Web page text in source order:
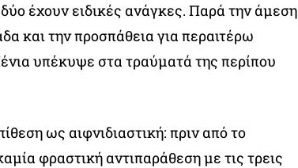
έχουν ειδικές ανάγκες. Παρά την άμεση
και την προσπάθεια για περαιτέρω
υπέκυψε στα τραύματά της περίπου
ως αιφνιδιαστική: πριν από το
φραστική αντιπαράθεση με τις τρεις